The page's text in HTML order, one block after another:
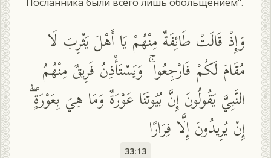
وَإِذْ قَالَتْ طَائِفَةٌ مِنْهُمْ يَا أَهْلَ يَثْرِبَ لَا
مُقَامَ لَكُمْ فَارْجِعُوا ۚ وَيَسْتَأْذِنُ فَرِيقٌ مِنْهُمُ
النَّبِيَّ يَقُولُونَ إِنَّ بُيُوتَنَا عَوْرَةٌ وَمَا هِيَ بِعَوْرَةٍ ۖ
إِنْ يُرِيدُونَ إِلَّا فِرَارًا
33:13